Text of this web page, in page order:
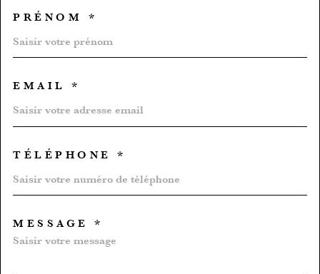
PRÉNOM *
EMAIL *
TÉLÉPHONE *
MESSAGE *